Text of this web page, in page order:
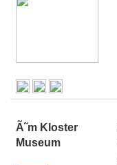
Ã˜m Kloster
Museum